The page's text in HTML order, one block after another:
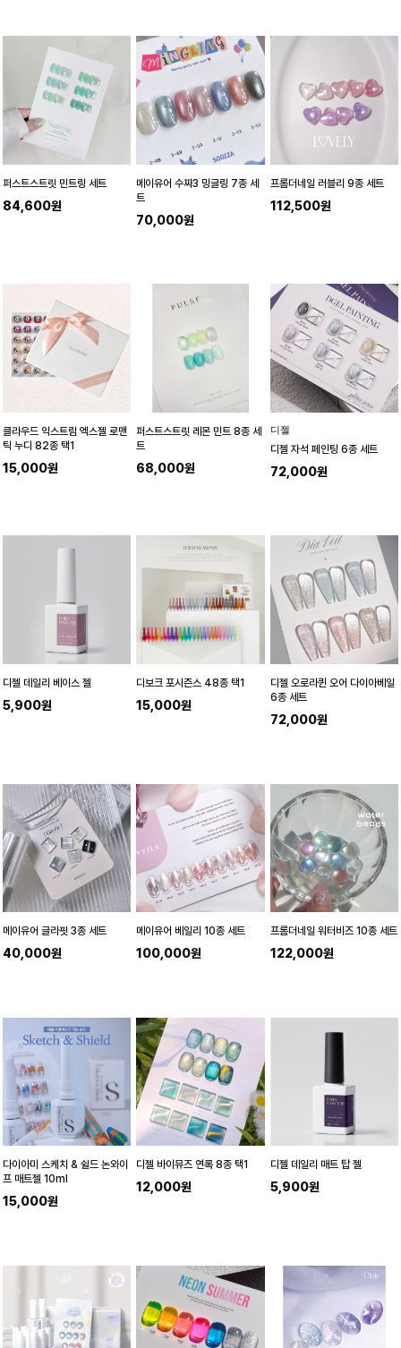
퍼스트스트릿 민트링 세트
84,600원
메이유어 수짜3 밍글링 7종 세
트
70,000원
프롬더네일 러블리 9종 세트
112,500원
클라우드 익스트림 엑스젤 로맨
틱 누디 82종 택1
15,000원
퍼스트스트릿 레몬 민트 8종 세
트
68,000원
디젤
디젤 자석 페인팅 6종 세트
72,000원
디젤 데일리 베이스 젤
5,900원
디보크 포시즌스 48종 택1
15,000원
디젤 오로라퀸 오어 다이아베일
6종 세트
72,000원
메이유어 글라핏 3종 세트
40,000원
메이유어 베일리 10종 세트
100,000원
프롬더네일 워터비즈 10종 세트
122,000원
다이아미 스케치 & 쉴드 논와이
프 매트젤 10ml
15,000원
디젤 바이뮤즈 연록 8종 택1
12,000원
디젤 데일리 매트 탑 젤
5,900원